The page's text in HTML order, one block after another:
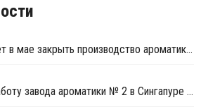
ExxonMobil планирует в мае закрыть производство ароматики в Сингапуре
PCS возобновила работу завода ароматики № 2 в Сингапуре после внепланового ремонта